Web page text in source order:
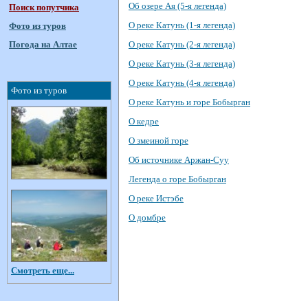
Поиск попутчика
Фото из туров
Погода на Алтае
Фото из туров
Смотреть еще...
Об озере Ая (5-я легенда)
О реке Катунь (1-я легенда)
О реке Катунь (2-я легенда)
О реке Катунь (3-я легенда)
О реке Катунь (4-я легенда)
О реке Катунь и горе Бобырган
О кедре
О змеиной горе
Об источнике Аржан-Суу
Легенда о горе Бобырган
О реке Истэбе
О домбре